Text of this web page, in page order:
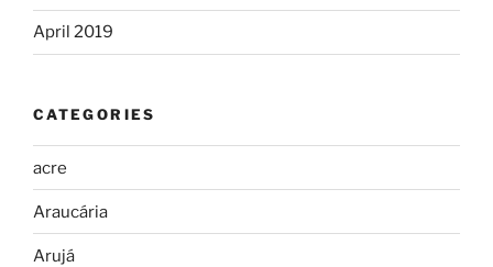
April 2019
CATEGORIES
acre
Araucária
Arujá